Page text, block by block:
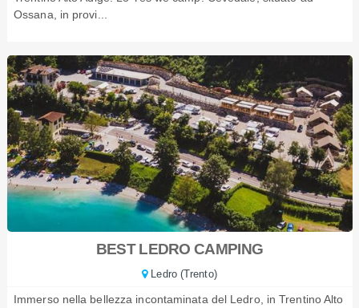
Ossana, in provi...
BEST LEDRO CAMPING
Ledro (Trento)
Immerso nella bellezza incontaminata del Ledro, in Trentino Alto